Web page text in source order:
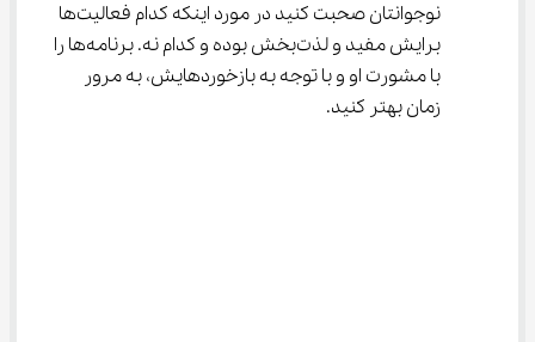
نوجوانتان صحبت کنید در مورد اینکه کدام فعالیت‌ها
برایش مفید و لذت‌بخش بوده و کدام نه. برنامه‌ها را
با مشورت او و با توجه به بازخوردهایش، به مرور
زمان بهتر کنید.